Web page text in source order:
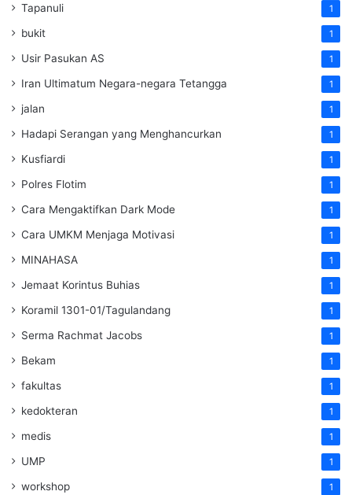
Tapanuli 1
bukit 1
Usir Pasukan AS 1
Iran Ultimatum Negara-negara Tetangga 1
jalan 1
Hadapi Serangan yang Menghancurkan 1
Kusfiardi 1
Polres Flotim 1
Cara Mengaktifkan Dark Mode 1
Cara UMKM Menjaga Motivasi 1
MINAHASA 1
Jemaat Korintus Buhias 1
Koramil 1301-01/Tagulandang 1
Serma Rachmat Jacobs 1
Bekam 1
fakultas 1
kedokteran 1
medis 1
UMP 1
workshop 1